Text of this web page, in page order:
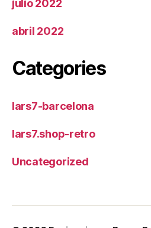
julio 2022
abril 2022
Categories
lars7-barcelona
lars7.shop-retro
Uncategorized